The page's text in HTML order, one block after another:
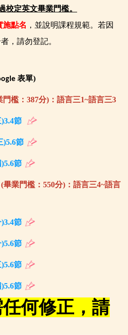
校定英文畢業門檻。
施點名 ，並說明課程規範。若因
，請勿登記。
表單)
門檻：387分)：語言三1~語言三3
節
)5.6節
節
畢業門檻：550分) ：語言三4~語言
節
節
節
節
何修正，請